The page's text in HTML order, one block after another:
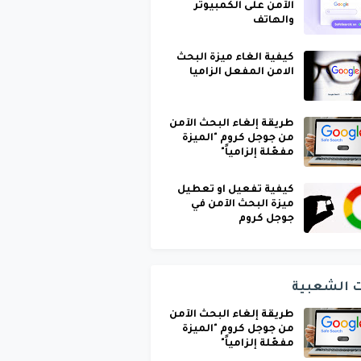
الآمن على الكمبيوتر
والهاتف
كيفية الغاء ميزة البحث
الامن المفعل الزاميا
طريقة إلغاء البحث الآمن
من جوجل كروم "الميزة
مفعّلة إلزامياً"
كيفية تفعيل او تعطيل
ميزة البحث الآمن في
جوجل كروم
الشعبية
طريقة إلغاء البحث الآمن
من جوجل كروم "الميزة
مفعّلة إلزامياً"